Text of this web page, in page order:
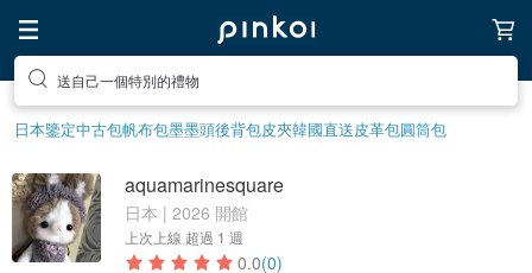
送自己一個特別的禮物
日本鑒定中古包帆布包墨墨頭後背包皮夾韓國直送皮革包圓筒包
aquamarinesquare
日本 | 2026 開館
上次上線 超過 1 週
0.0(0)